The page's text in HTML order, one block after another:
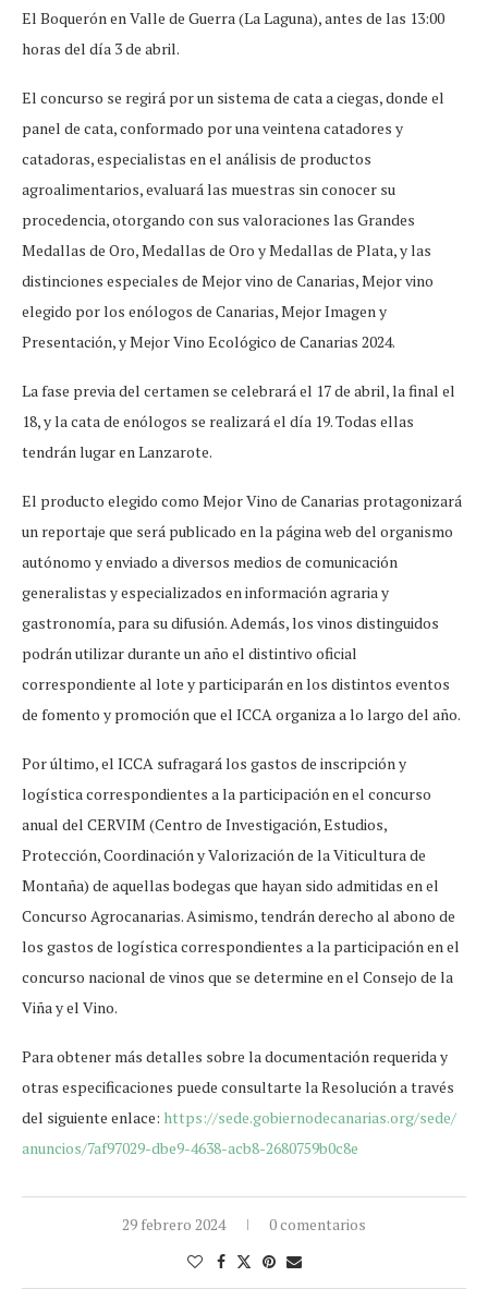
El Boquerón en Valle de Guerra (La Laguna), antes de las 13:00
horas del día 3 de abril.
El concurso se regirá por un sistema de cata a ciegas, donde el
panel de cata, conformado por una veintena catadores y
catadoras, especialistas en el análisis de productos
agroalimentarios, evaluará las muestras sin conocer su
procedencia, otorgando con sus valoraciones las Grandes
Medallas de Oro, Medallas de Oro y Medallas de Plata, y las
distinciones especiales de Mejor vino de Canarias, Mejor vino
elegido por los enólogos de Canarias, Mejor Imagen y
Presentación, y Mejor Vino Ecológico de Canarias 2024.
La fase previa del certamen se celebrará el 17 de abril, la final el
18, y la cata de enólogos se realizará el día 19. Todas ellas
tendrán lugar en Lanzarote.
El producto elegido como Mejor Vino de Canarias protagonizará
un reportaje que será publicado en la página web del organismo
autónomo y enviado a diversos medios de comunicación
generalistas y especializados en información agraria y
gastronomía, para su difusión. Además, los vinos distinguidos
podrán utilizar durante un año el distintivo oficial
correspondiente al lote y participarán en los distintos eventos
de fomento y promoción que el ICCA organiza a lo largo del año.
Por último, el ICCA sufragará los gastos de inscripción y
logística correspondientes a la participación en el concurso
anual del CERVIM (Centro de Investigación, Estudios,
Protección, Coordinación y Valorización de la Viticultura de
Montaña) de aquellas bodegas que hayan sido admitidas en el
Concurso Agrocanarias. Asimismo, tendrán derecho al abono de
los gastos de logística correspondientes a la participación en el
concurso nacional de vinos que se determine en el Consejo de la
Viña y el Vino.
Para obtener más detalles sobre la documentación requerida y
otras especificaciones puede consultarte la Resolución a través
del siguiente enlace: https://sede.gobiernodecanarias.org/sede/
anuncios/7af97029-dbe9-4638-acb8-2680759b0c8e
29 febrero 2024 0 comentarios